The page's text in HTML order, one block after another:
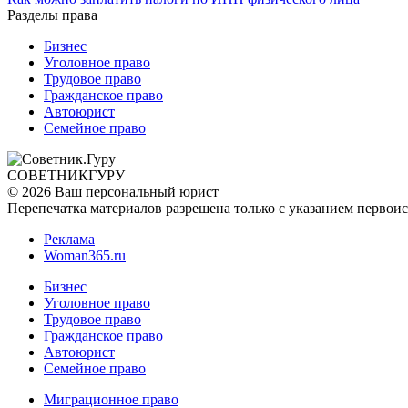
Разделы права
Бизнес
Уголовное право
Трудовое право
Гражданское право
Автоюрист
Семейное право
СОВЕТНИКГУРУ
© 2026 Ваш персональный юрист
Перепечатка материалов разрешена только с указанием
Реклама
Woman365.ru
Бизнес
Уголовное право
Трудовое право
Гражданское право
Автоюрист
Семейное право
Миграционное право